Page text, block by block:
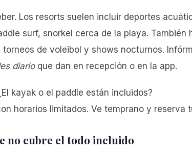
Los resorts suelen incluir deportes
surf, snorkel cerca de la playa. También
de voleibol y shows nocturnos.
diarioque dan en recepción o en la app.
kayak o el paddle están incluidos?
horarios limitados. Ve temprano y reserva
no cubre el todo incluido